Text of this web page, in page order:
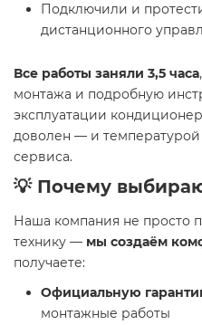
Подключили и
дистанционного
Все работы заняли 3,5 часа
монтажа и подробную
эксплуатации
доволен — и температурой
сервиса.
💡 Почему
Наша компания не просто
технику — мы создаём
получаете:
Официальную
монтажные работы